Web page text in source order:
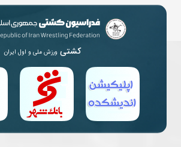
کشتی ورزش ملی و اول ایران